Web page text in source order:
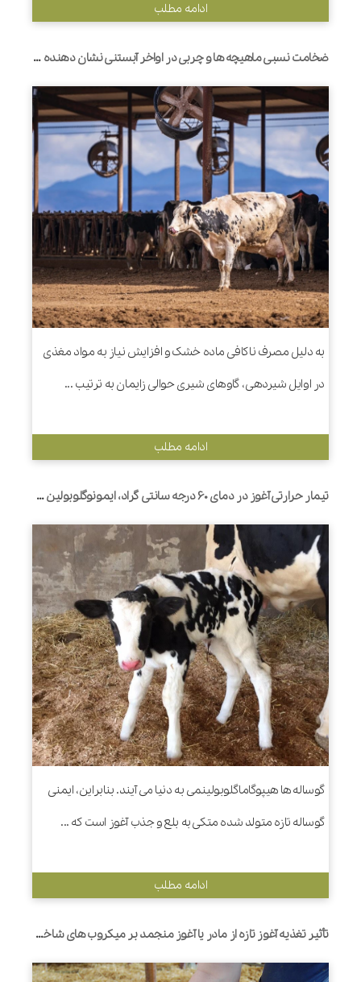
ادامه مطلب
ضخامت نسبی ماهیچه ها و چربی در اواخر آبستنی نشان دهنده میزان تحرک این بافت ها در گاوهای شیری حین زایمان است
به دلیل مصرف ناکافی ماده خشک و افزایش نیاز به مواد مغذی
در اوایل شیردهی، گاوهای شیری حوالی زایمان به ترتیب ...
ادامه مطلب
تیمار حرارتی آغوز در دمای 60 درجه سانتی گراد، ایمونوگلوبولین های آغوز را کاهش می دهد اما ایمونوگلوبولین های سرم و پروتئین کل سرم را افزایش می دهد-یک متاآنالیز
گوساله ها هیپوگاماگلوبولینمی به دنیا می آیند. بنابراین، ایمنی
گوساله تازه متولد شده متکی به بلع و جذب آغوز است که ...
ادامه مطلب
تأثیر تغذیه آغوز تازه از مادر یا آغوز منجمد بر میکروب های شاخص روده و پاسخ التهابی در گوساله های نوزاد